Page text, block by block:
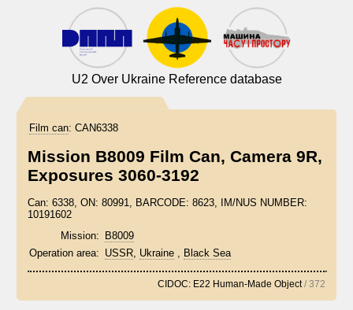
U2 Over Ukraine Reference database
Film can: CAN6338
Mission B8009 Film Can, Camera 9R,
Exposures 3060-3192
Can: 6338, ON: 80991, BARCODE: 8623, IM/NUS NUMBER:
10191602
Mission:
B8009
Operation area: USSR, Ukraine , Black Sea
CIDOC: E22 Human-Made Object/ 372